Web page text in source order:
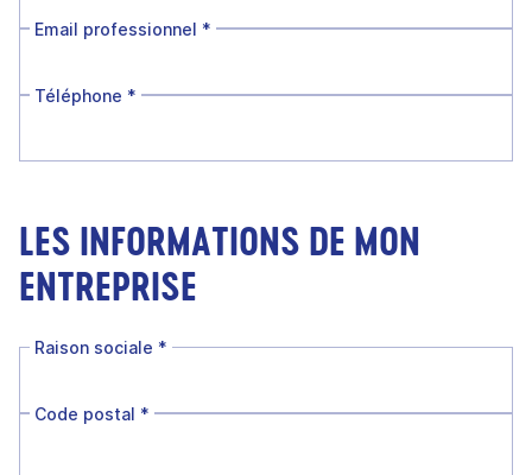
Email professionnel *
Téléphone *
LES INFORMATIONS DE MON
ENTREPRISE
Raison sociale *
Code postal *